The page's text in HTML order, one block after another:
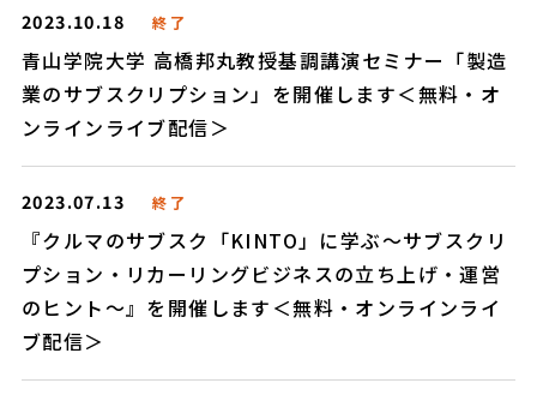
2023.10.18 終了
青山学院大学 高橋邦丸教授基調講演セミナー「製造
業のサブスクリプション」を開催します＜無料・オ
ンラインライブ配信＞
2023.07.13 終了
『クルマのサブスク「KINTO」に学ぶ～サブスクリ
プション・リカーリングビジネスの立ち上げ・運営
のヒント～』を開催します＜無料・オンラインライ
ブ配信＞